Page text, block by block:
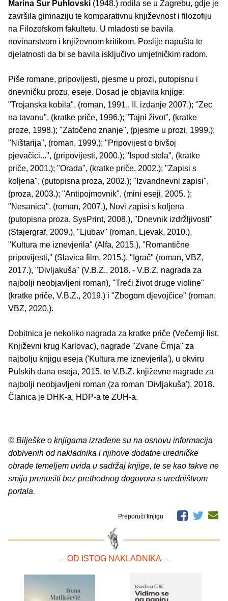
Marina Šur Puhlovski (1948.) rodila se u Zagrebu, gdje je
završila gimnaziju te komparativnu književnost i filozofiju
na Filozofskom fakultetu. U mladosti se bavila
novinarstvom i književnom kritikom. Poslije napušta te
djelatnosti da bi se bavila isključivo umjetničkim radom.
Piše romane, pripovijesti, pjesme u prozi, putopisnu i
dnevničku prozu, eseje. Dosad je objavila knjige:
"Trojanska kobila", (roman, 1991., II. izdanje 2007.); "Zec
na tavanu", (kratke priče, 1996.); "Tajni život", (kratke
proze, 1998.); "Zatočeno znanje", (pjesme u prozi, 1999.);
"Ništarija", (roman, 1999.); "Pripovijest o bivšoj
pjevačici...", (pripovijesti, 2000.); "Ispod stola", (kratke
priče, 2001.); "Orada", (kratke priče, 2002.); "Zapisi s
koljena", (putopisna proza, 2002.); "Izvandnevni zapisi",
(proza, 2003.); "Antipojmovnik", (mini eseji, 2005. );
"Nesanica", (roman, 2007.), Novi zapisi s koljena
(putopisna proza, SysPrint, 2008.), "Dnevnik izdržljivosti"
(Stajergraf, 2009.), "Ljubav" (roman, Ljevak, 2010.),
"Kultura me iznevjerila" (Alfa, 2015.), "Romantične
pripovijesti," (Slavica film, 2015.), "Igrač" (roman, VBZ,
2017.), "Divljakuša" (V.B.Z., 2018. - V.B.Z. nagrada za
najbolji neobjavljeni roman), "Treći život druge violine"
(kratke priče, V.B.Z., 2019.) i "Zbogom djevojčice" (roman,
VBZ, 2020.).
Dobitnica je nekoliko nagrada za kratke priče (Večernji list,
Književni krug Karlovac), nagrade "Zvane Črnja" za
najbolju knjigu eseja ('Kultura me iznevjerila'), u okviru
Pulskih dana eseja, 2015. te V.B.Z. književne nagrade za
najbolji neobjavljeni roman (za roman 'Divljakuša'), 2018.
Članica je DHK-a, HDP-a te ZUH-a.
© Bilješke o knjigama izrađene su na osnovu informacija
dobivenih od nakladnika i njihove dodatne uredničke
obrade temeljem uvida u sadržaj knjige, te se kao takve ne
smiju prenositi bez prethodnog dogovora s uredništvom
portala.
Preporuči knjigu
– OD ISTOG NAKLADNIKA –